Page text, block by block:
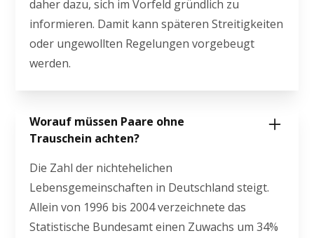
daher dazu, sich im Vorfeld gründlich zu
informieren. Damit kann späteren Streitigkeiten
oder ungewollten Regelungen vorgebeugt
werden.
Worauf müssen Paare ohne
Trauschein achten?
Die Zahl der nichtehelichen
Lebensgemeinschaften in Deutschland steigt.
Allein von 1996 bis 2004 verzeichnete das
Statistische Bundesamt einen Zuwachs um 34%